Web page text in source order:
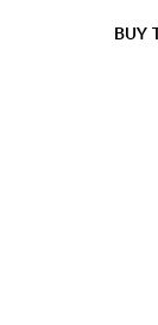
BUY